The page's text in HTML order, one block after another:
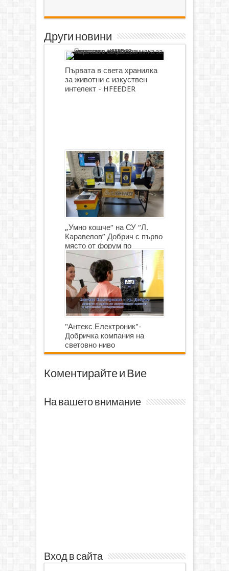
Други новини
Първата в света хранилка
за животни с изкуствен
интелект - HFEEDER
„Умно кошче“ на СУ “Л.
Каравелов” Добрич с първо
място от форум по
роботика
"Антекс Електроник"-
Добричка компания на
световно ниво
Коментирайте и Вие
На вашето внимание
Вход в сайта